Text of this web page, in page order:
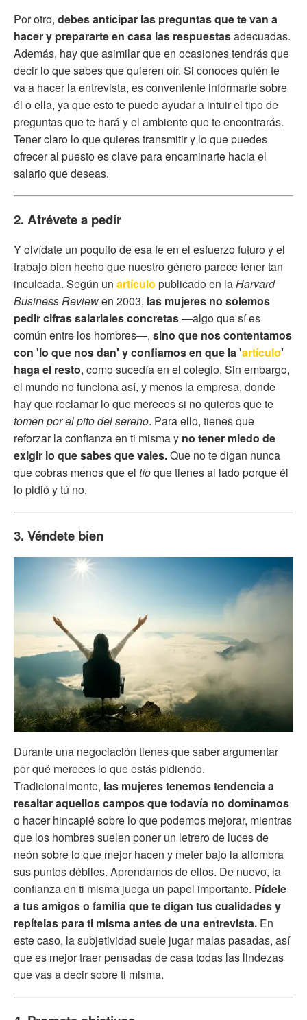
Por otro, debes anticipar las preguntas que te van a
hacer y prepararte en casa las respuestasadecuadas.
Además, hay que asimilar que en ocasiones tendrás que
decir lo que sabes que quieren oír. Si conoces quién te
va a hacer la entrevista, es conveniente informarte sobre
él o ella, ya que esto te puede ayudar a intuir el tipo de
preguntas que te hará y el ambiente que te encontrarás.
Tener claro lo que quieres transmitir y lo que puedes
ofrecer al puesto es clave para encaminarte hacia el
salario que deseas.
2. Atrévete a pedir
Y olvídate un poquito de esa fe en el esfuerzo futuro y el
trabajo bien hecho que nuestro género parece tener tan
inculcada. Según un artículo publicado en laHarvard
Business Reviewen 2003, las mujeres no solemos
pedir cifras salariales concretas—algo que sí es
común entre los hombres—, sino que nos contentamos
con 'lo que nos dan' y confiamos en que la 'artículo'
haga el resto, como sucedía en el colegio. Sin embargo,
el mundo no funciona así, y menos la empresa, donde
hay que reclamar lo que mereces si no quieres que te
tomen por el pito del sereno. Para ello, tienes que
reforzar la confianza en ti misma y no tener miedo de
exigir lo que sabes que vales.Que no te digan nunca
que cobras menos que el tíoque tienes al lado porque él
lo pidió y tú no.
3. Véndete bien
Durante una negociación tienes que saber argumentar
por qué mereces lo que estás pidiendo.
Tradicionalmente, las mujeres tenemos tendencia a
resaltar aquellos campos que todavía no dominamos
o hacer hincapié sobre lo que podemos mejorar, mientras
que los hombres suelen poner un letrero de luces de
neón sobre lo que mejor hacen y meter bajo la alfombra
sus puntos débiles. Aprendamos de ellos. De nuevo, la
confianza en ti misma juega un papel importante. Pídele
a tus amigos o familia que te digan tus cualidades y
repítelas para ti misma antes de una entrevista. En
este caso, la subjetividad suele jugar malas pasadas, así
que es mejor traer pensadas de casa todas las lindezas
que vas a decir sobre ti misma.